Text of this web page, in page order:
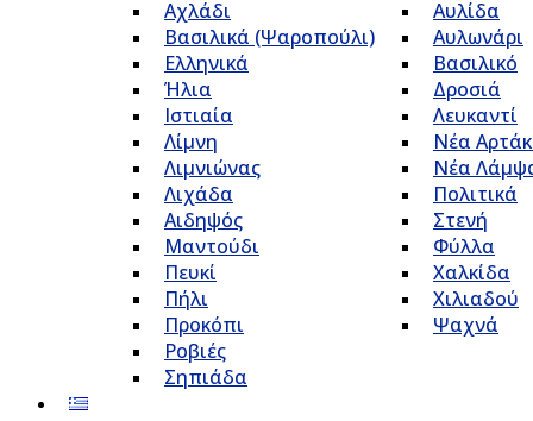
Αχλάδι
Βασιλικά (Ψαροπούλι)
Ελληνικά
Ήλια
Ιστιαία
Λίμνη
Λιμνιώνας
Λιχάδα
Αιδηψός
Μαντούδι
Πευκί
Πήλι
Προκόπι
Ροβιές
Σηπιάδα
Αυλίδα
Αυλωνάρι
Βασιλικό
Δροσιά
Λευκαντί
Νέα
Νέα
Πολιτικά
Στενή
Φύλλα
Χαλκίδα
Χιλιαδού
Ψαχνά